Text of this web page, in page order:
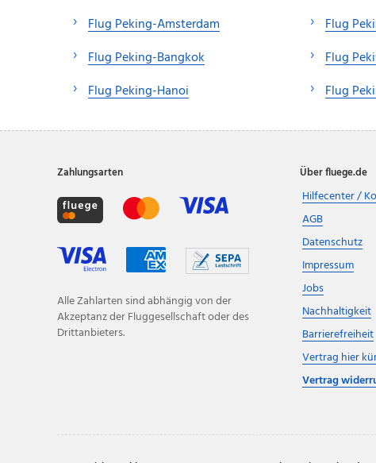
Flug Peking-Amsterdam
Flug Peking-Bangkok
Flug Peking-Hanoi
Flug
Flug
Flug